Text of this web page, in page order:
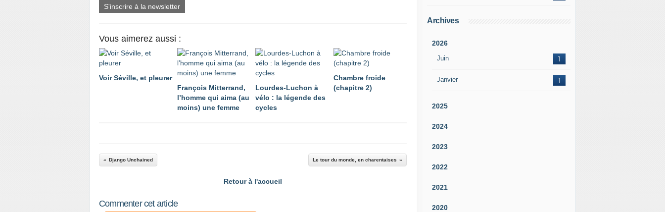
S'inscrire à la newsletter
Vous aimerez aussi :
Voir Séville, et pleurer
François Mitterrand,
l’homme qui aima (au
moins) une femme
Lourdes-Luchon à
vélo : la légende des
cycles
Chambre froide
(chapitre 2)
Django Unchained Le tour du monde, en charentaises
Retour à l'accueil
Commenter cet article
Archives
2026
Juin 1
Janvier 1
2025
2024
2023
2022
2021
2020